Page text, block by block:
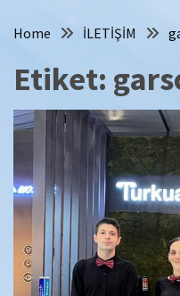
Home İLETİŞİM
Etiket: